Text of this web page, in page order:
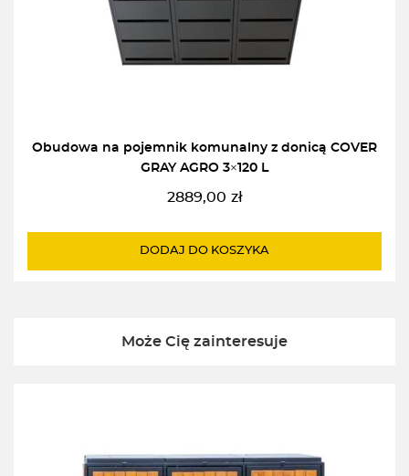
Obudowa na pojemnik komunalny z donicą COVER
GRAY AGRO 3×120 L
2889,00 zł
DODAJ DO KOSZYKA
Może Cię zainteresuje